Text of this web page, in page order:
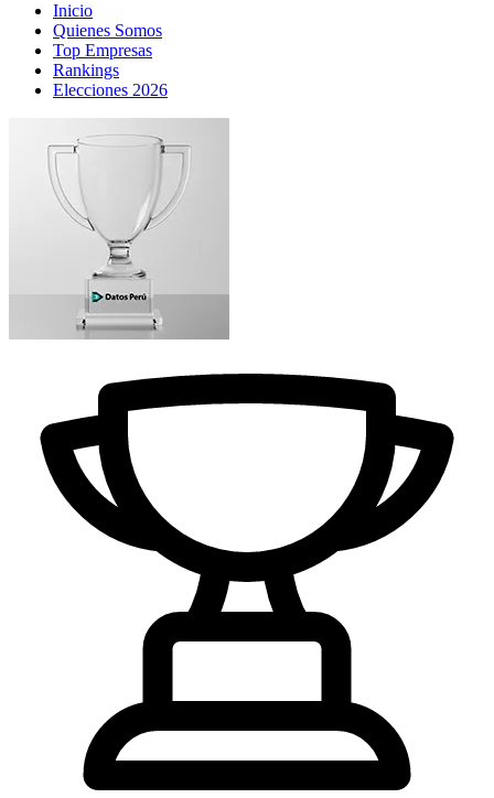
Inicio
Quienes Somos
Top Empresas
Rankings
Elecciones 2026